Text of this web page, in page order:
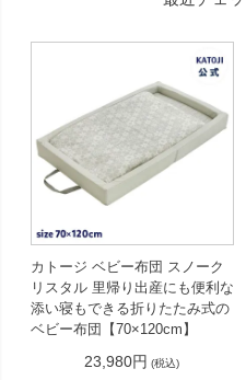
カトージ ベビー布団 スノーク
リスタル 里帰り出産にも便利な
添い寝もできる折りたたみ式の
ベビー布団【70×120cm】
23,980円 (税込)